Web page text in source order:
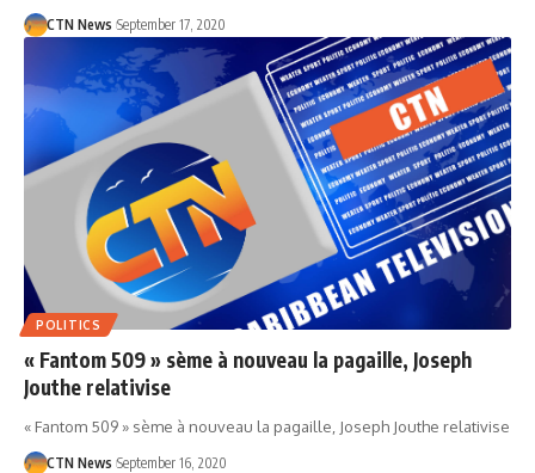
CTN News September 17, 2020
POLITICS
« Fantom 509 » sème à nouveau la pagaille, Joseph
Jouthe relativise
« Fantom 509 » sème à nouveau la pagaille, Joseph Jouthe relativise
CTN News September 16, 2020